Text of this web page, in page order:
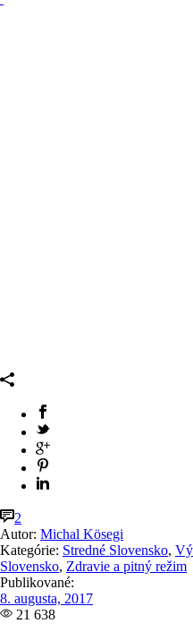
2
Autor: Michal Kösegi
Kategórie: Stredné Slovensko,
Slovensko, Zdravie a pitný režim
Publikované:
8. augusta, 2017
21 638